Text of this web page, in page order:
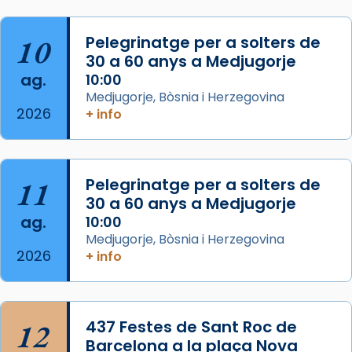
Aquest dilluns, 27 de juliol, ha tingut lloc la
missa d’acció de gràcies en agraïment al
comitè organitzador de la visita apostòlica
del Sant Pare Lleó XIV a Barcelona, i als
col·laboradors, a la Catedral de Barcelona.
L’arquebisbe de Barcelona, el cardenal Joan
Josep Omella, ha presidit la missa i l’ha
concelebrat el bisbe auxiliar de Barcelona,
Mons. David Abadías.
📸 Dr. G. Simón
Photo
View on Facebook · Share
Arquebisbat de Barcelona
2 weeks ago
10
ag.
2026
Pelegrinatge per a solters de
30 a 60 anys a Medjugorje
10:00
Medjugorje, Bòsnia i Herzegovina
+ info
11
ag.
2026
Pelegrinatge per a solters de
30 a 60 anys a Medjugorje
10:00
Medjugorje, Bòsnia i Herzegovina
+ info
12
437 Festes de Sant Roc de
Barcelona a la plaça Nova